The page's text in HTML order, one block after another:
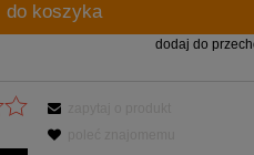
do koszyka
dodaj do